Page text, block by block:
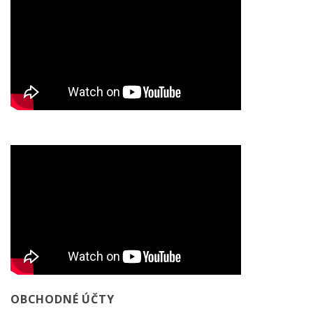
OBCHODNÉ ÚČTY